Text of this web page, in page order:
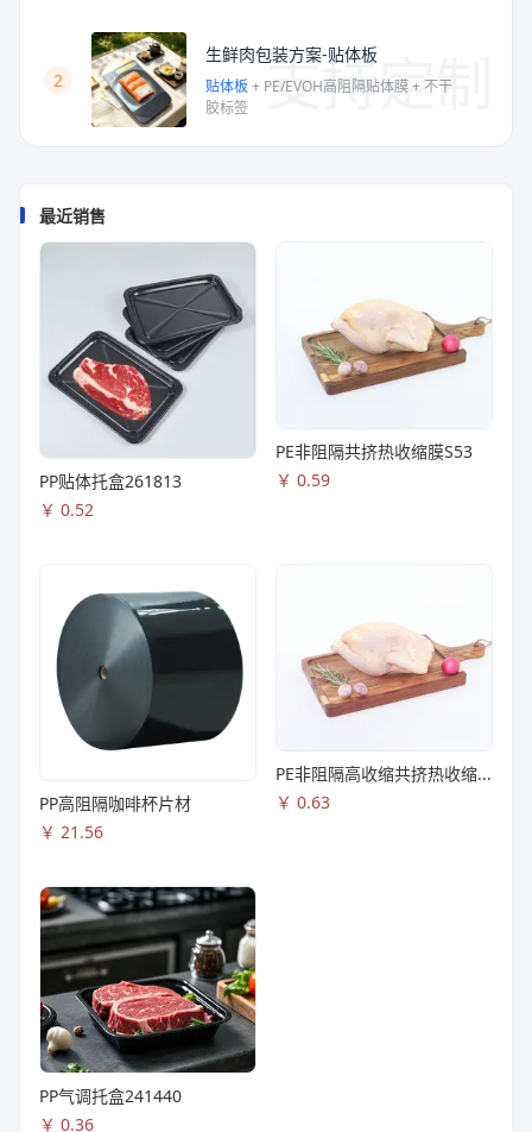
支持定制
2
生鲜肉包装方案-贴体板
贴体板 + PE/EVOH高阻隔贴体膜+ 不干
胶标签
最近销售
PP贴体托盒261813
￥ 0.52
PE非阻隔共挤热收缩膜S53
￥ 0.59
PP高阻隔咖啡杯片材
￥ 21.56
PE非阻隔高收缩共挤热收缩膜S83
￥ 0.63
PP气调托盒241440
￥ 0.36